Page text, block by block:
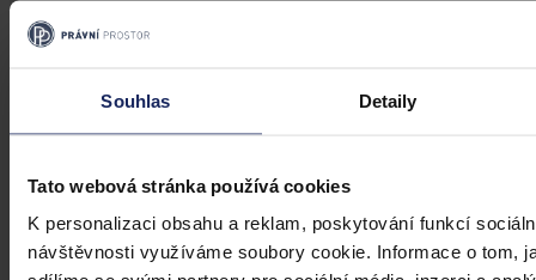
Souhlas Detaily
Tato webová stránka používá cookies
K personalizaci obsahu a reklam, poskytování funkcí
návštěvnosti využíváme soubory cookie. Informace o tom,
Články
Kdy je možné sáhnout po jinak
urážlivých označeních?
Tento článek shrnuje nedávný rozsudek Evropského soudu pro